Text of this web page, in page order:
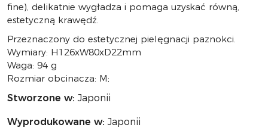
fine), delikatnie wygładza i pomaga uzyskać równą,
estetyczną krawędź.
Przeznaczony do estetycznej pielęgnacji paznokci.
Wymiary: H126xW80xD22mm
Waga: 94 g
Rozmiar obcinacza: M;
Stworzone w: Japonii
Wyprodukowane w: Japonii